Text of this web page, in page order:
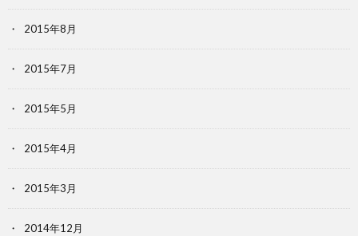
2015年8月
2015年7月
2015年5月
2015年4月
2015年3月
2014年12月